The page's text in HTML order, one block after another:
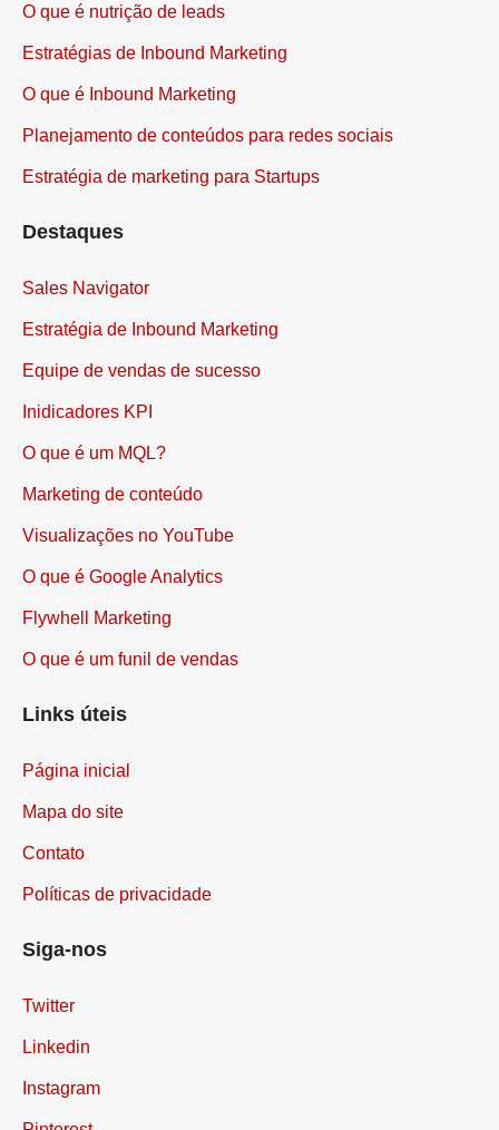
O que é nutrição de leads
Estratégias de Inbound Marketing
O que é Inbound Marketing
Planejamento de conteúdos para redes sociais
Estratégia de marketing para Startups
Destaques
Sales Navigator
Estratégia de Inbound Marketing
Equipe de vendas de sucesso
Inidicadores KPI
O que é um MQL?
Marketing de conteúdo
Visualizações no YouTube
O que é Google Analytics
Flywhell Marketing
O que é um funil de vendas
Links úteis
Página inicial
Mapa do site
Contato
Políticas de privacidade
Siga-nos
Twitter
Linkedin
Instagram